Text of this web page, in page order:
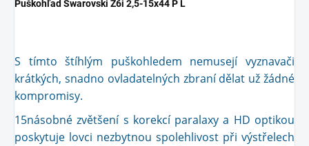
Puškohľad Swarovski Z6i 2,5-15x44 P L
S tímto štíhlým puškohledem nemusejí vyznavači
krátkých, snadno ovladatelných zbraní dělat už žádné
kompromisy.
15násobné zvětšení s korekcí paralaxy a HD optikou
poskytuje lovci nezbytnou spolehlivost při výstřelech